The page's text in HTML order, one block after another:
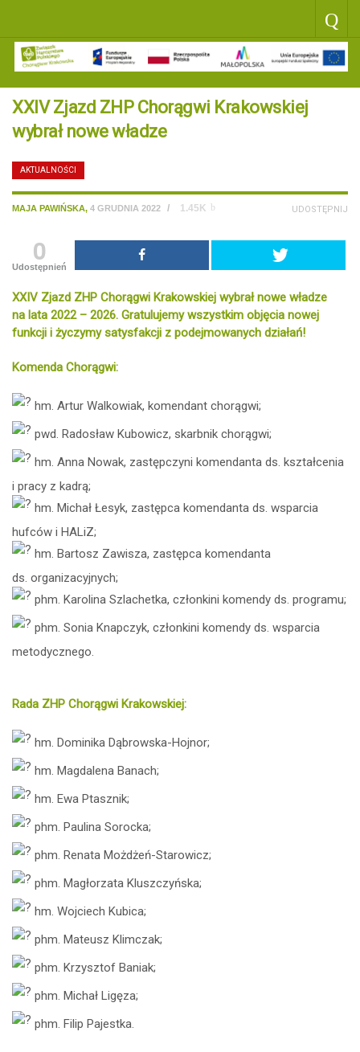
XXIV Zjazd ZHP Chorągwi Krakowskiej
wybrał nowe władze
AKTUALNOŚCI
UDOSTĘPNIJ
MAJA PAWIŃSKA, 4 GRUDNIA 2022 / 1.45K
0
Udostępnień
XXIV Zjazd ZHP Chorągwi Krakowskiej wybrał nowe władze
na lata 2022 – 2026. Gratulujemy wszystkim objęcia nowej
funkcji i życzymy satysfakcji z podejmowanych działań!
Komenda Chorągwi:
hm. Artur Walkowiak, komendant chorągwi;
pwd. Radosław Kubowicz, skarbnik chorągwi;
hm. Anna Nowak, zastępczyni komendanta ds. kształcenia
i pracy z kadrą;
hm. Michał Łesyk, zastępca komendanta ds. wsparcia
hufców i HALiZ;
hm. Bartosz Zawisza, zastępca komendanta
ds. organizacyjnych;
phm. Karolina Szlachetka, członkini komendy ds. programu;
phm. Sonia Knapczyk, członkini komendy ds. wsparcia
metodycznego.
Rada ZHP Chorągwi Krakowskiej:
hm. Dominika Dąbrowska-Hojnor;
hm. Magdalena Banach;
hm. Ewa Ptasznik;
phm. Paulina Sorocka;
phm. Renata Możdżeń-Starowicz;
phm. Magłorzata Kluszczyńska;
hm. Wojciech Kubica;
phm. Mateusz Klimczak;
phm. Krzysztof Baniak;
phm. Michał Ligęza;
phm. Filip Pajestka.